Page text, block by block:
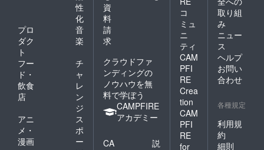
性
化
プロ
ダク
ト
音
楽
フー
ド・
飲食
店
チ
ャ
レ
ン
ジ
アニ
メ・
漫画
ス
ポ
ー
資
料
請
求
クラウドファ
ンディングの
ノウハウを無
料で学ぼう
CAMPFIRE
アカデミー
CA
説
コ
ミュ
ニ
ティ
CAM
PFI
RE
Crea
tion
CAM
PFI
RE
for
取り組
み
ニュー
ス
ヘルプ
お問い
合わせ
各種規定
利用規
約
細則